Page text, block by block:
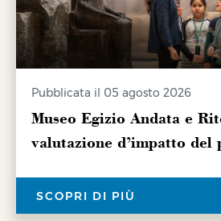
Pubblicata il 05 agosto 2026
Museo Egizio Andata e
valutazione d’impatto del
SCOPRI DI PIÙ